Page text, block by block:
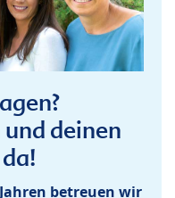
deinen
betreuen wir